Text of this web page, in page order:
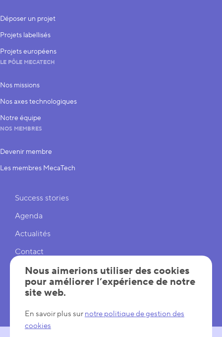
Déposer un projet
Projets labellisés
Projets européens
LE PÔLE MECATECH
Nos missions
Nos axes technologiques
Notre équipe
NOS MEMBRES
Devenir membre
Les membres MecaTech
Liens rapides
Success stories
Agenda
Actualités
Contact
Cookies
Réglages cookies
Nous aimerions utiliser des cookies
pour améliorer l’expérience de notre
site web.
En savoir plus sur notre politique de gestion des
cookies